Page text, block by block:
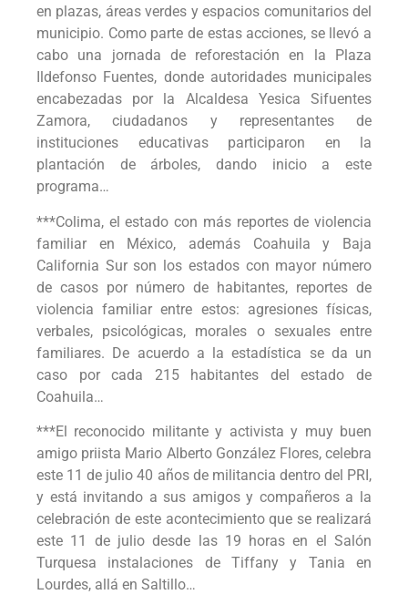
en plazas, áreas verdes y espacios comunitarios del
municipio. Como parte de estas acciones, se llevó a
cabo una jornada de reforestación en la Plaza
Ildefonso Fuentes, donde autoridades municipales
encabezadas por la Alcaldesa Yesica Sifuentes
Zamora, ciudadanos y representantes de
instituciones educativas participaron en la
plantación de árboles, dando inicio a este
programa…
***Colima, el estado con más reportes de violencia
familiar en México, además Coahuila y Baja
California Sur son los estados con mayor número
de casos por número de habitantes, reportes de
violencia familiar entre estos: agresiones físicas,
verbales, psicológicas, morales o sexuales entre
familiares. De acuerdo a la estadística se da un
caso por cada 215 habitantes del estado de
Coahuila…
***El reconocido militante y activista y muy buen
amigo priista Mario Alberto González Flores, celebra
este 11 de julio 40 años de militancia dentro del PRI,
y está invitando a sus amigos y compañeros a la
celebración de este acontecimiento que se realizará
este 11 de julio desde las 19 horas en el Salón
Turquesa instalaciones de Tiffany y Tania en
Lourdes, allá en Saltillo…